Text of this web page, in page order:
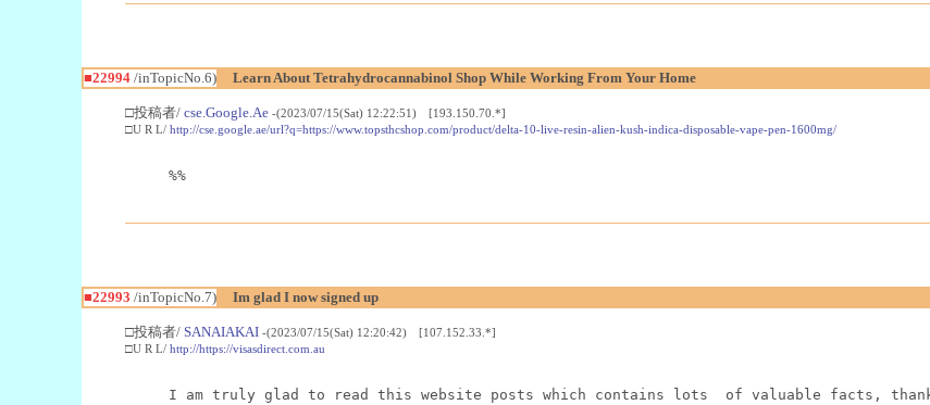
■22994/inTopicNo.6) Learn About Tetrahydrocannabinol Shop While Working From Your Home
□投稿者/ cse.Google.Ae -(2023/07/15(Sat) 12:22:51) [193.150.70.*]
□U R L/ http://cse.google.ae/url?q=https://www.topsthcshop.com/product/delta-10-live-resin-alien-kush-indica-disposable-vape-pen-1600mg/
%%
■22993 /inTopicNo.7) Im glad I now signed up
□投稿者/ SANAIAKAI -(2023/07/15(Sat) 12:20:42) [107.152.33.*]
□U R L/ http://https://visasdirect.com.au
I am truly glad to read this website posts which contains lots  of valuable facts,